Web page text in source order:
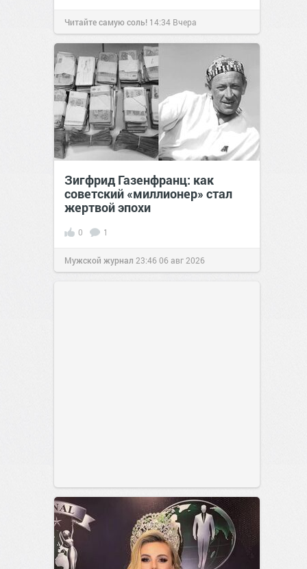
Читайте самую соль! 14:34 Вчера
Зигфрид Газенфранц: как
советский «миллионер» стал
жертвой эпохи
0 1
Мужской журнал 23:4606 авг 2026